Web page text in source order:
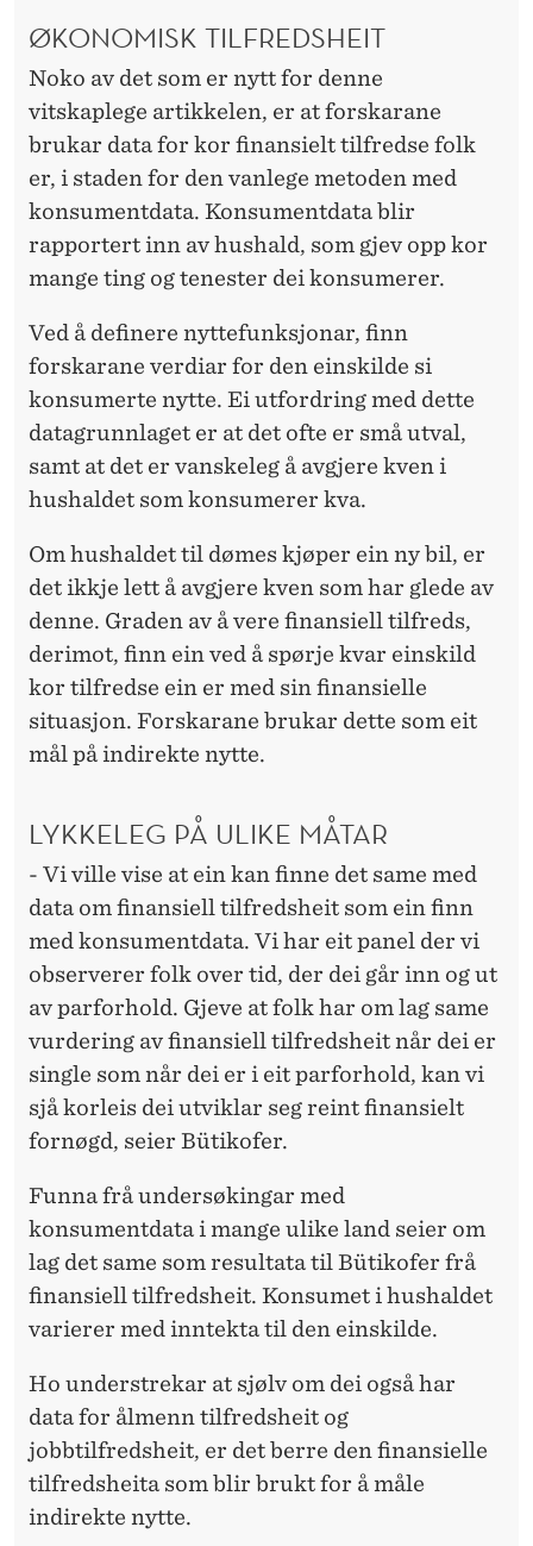
ØKONOMISK TILFREDSHEIT
Noko av det som er nytt for denne
vitskaplege artikkelen, er at forskarane
brukar data for kor finansielt tilfredse folk
er, i staden for den vanlege metoden med
konsumentdata. Konsumentdata blir
rapportert inn av hushald, som gjev opp kor
mange ting og tenester dei konsumerer.
Ved å definere nyttefunksjonar, finn
forskarane verdiar for den einskilde si
konsumerte nytte. Ei utfordring med dette
datagrunnlaget er at det ofte er små utval,
samt at det er vanskeleg å avgjere kven i
hushaldet som konsumerer kva.
Om hushaldet til dømes kjøper ein ny bil, er
det ikkje lett å avgjere kven som har glede av
denne. Graden av å vere finansiell tilfreds,
derimot, finn ein ved å spørje kvar einskild
kor tilfredse ein er med sin finansielle
situasjon. Forskarane brukar dette som eit
mål på indirekte nytte.
LYKKELEG PÅ ULIKE MÅTAR
- Vi ville vise at ein kan finne det same med
data om finansiell tilfredsheit som ein finn
med konsumentdata. Vi har eit panel der vi
observerer folk over tid, der dei går inn og ut
av parforhold. Gjeve at folk har om lag same
vurdering av finansiell tilfredsheit når dei er
single som når dei er i eit parforhold, kan vi
sjå korleis dei utviklar seg reint finansielt
fornøgd, seier Bütikofer.
Funna frå undersøkingar med
konsumentdata i mange ulike land seier om
lag det same som resultata til Bütikofer frå
finansiell tilfredsheit. Konsumet i hushaldet
varierer med inntekta til den einskilde.
Ho understrekar at sjølv om dei også har
data for ålmenn tilfredsheit og
jobbtilfredsheit, er det berre den finansielle
tilfredsheita som blir brukt for å måle
indirekte nytte.